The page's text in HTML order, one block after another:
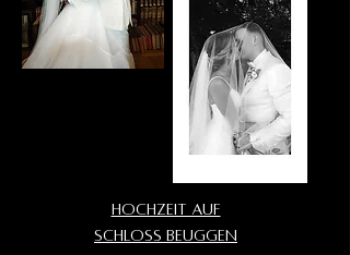
Hochzeit auf
Schloss Beuggen